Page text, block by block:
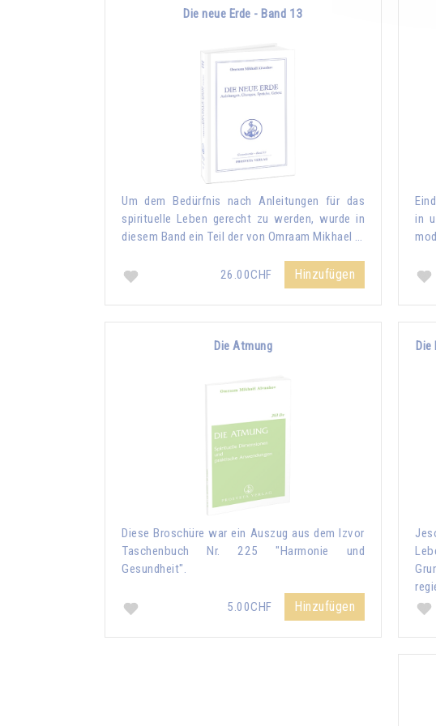
Die neue Erde - Band 13
Um dem Bedürfnis nach Anleitungen für das
spirituelle Leben gerecht zu werden, wurde in
diesem Band ein Teil der von Omraam Mikhael …
26.00CHF Hinzufügen
in
Die Atmung
Diese Broschüre war ein Auszug aus dem Izvor
Taschenbuch Nr. 225 "Harmonie und
Gesundheit".
5.00CHF Hinzufügen